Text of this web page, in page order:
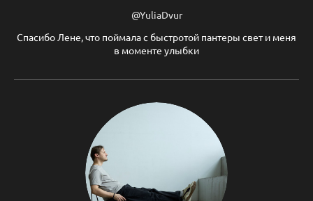
@YuliaDvur
Спасибо Лене, что поймала с быстротой пантеры свет и меня
в моменте улыбки